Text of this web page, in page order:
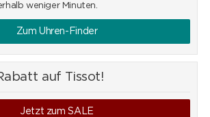
weniger Minuten.
Zum Uhren-Finder
auf Tissot!
Jetzt zum SALE